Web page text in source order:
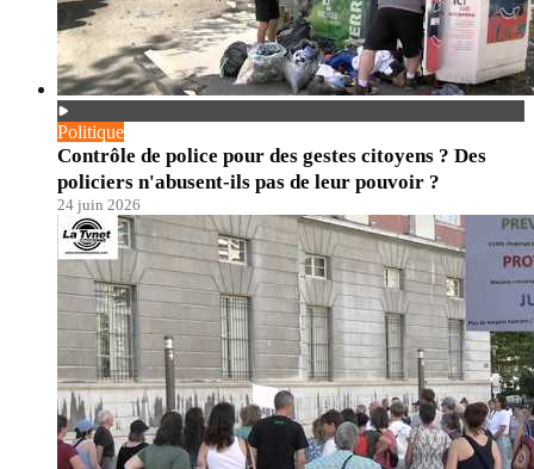
Politique
Contrôle de police pour des gestes citoyens ? Des
policiers n'abusent-ils pas de leur pouvoir ?
24 juin 2026